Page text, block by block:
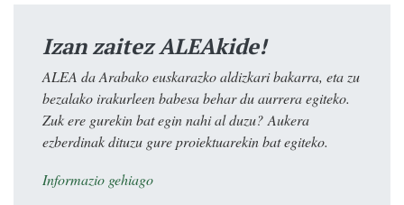
Izan zaitez ALEAkide!
ALEA da Arabako euskarazko aldizkari bakarra, eta zu
bezalako irakurleen babesa behar du aurrera egiteko.
Zuk ere gurekin bat egin nahi al duzu? Aukera
ezberdinak dituzu gure proiektuarekin bat egiteko.
Informazio gehiago